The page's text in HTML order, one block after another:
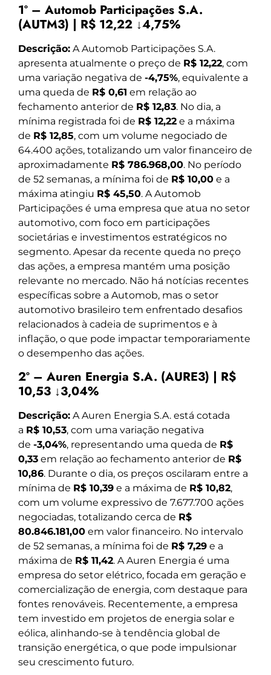
1º – Automob Participações S.A.
(AUTM3) | R$ 12,22 ↓4,75%
Descrição: A Automob Participações S.A.
apresenta atualmente o preço de R$ 12,22, com
uma variação negativa de -4,75%, equivalente a
uma queda de R$ 0,61 em relação ao
fechamento anterior de R$ 12,83. No dia, a
mínima registrada foi de R$ 12,22 e a máxima
de R$ 12,85, com um volume negociado de
64.400 ações, totalizando um valor financeiro de
aproximadamente R$ 786.968,00. No período
de 52 semanas, a mínima foi de R$ 10,00 e a
máxima atingiu R$ 45,50. A Automob
Participações é uma empresa que atua no setor
automotivo, com foco em participações
societárias e investimentos estratégicos no
segmento. Apesar da recente queda no preço
das ações, a empresa mantém uma posição
relevante no mercado. Não há notícias recentes
específicas sobre a Automob, mas o setor
automotivo brasileiro tem enfrentado desafios
relacionados à cadeia de suprimentos e à
inflação, o que pode impactar temporariamente
o desempenho das ações.
2º – Auren Energia S.A. (AURE3) | R$
10,53 ↓3,04%
Descrição: A Auren Energia S.A. está cotada
a R$ 10,53, com uma variação negativa
de -3,04%, representando uma queda de R$
0,33 em relação ao fechamento anterior de R$
10,86. Durante o dia, os preços oscilaram entre a
mínima de R$ 10,39 e a máxima de R$ 10,82,
com um volume expressivo de 7.677.700 ações
negociadas, totalizando cerca de R$
80.846.181,00 em valor financeiro. No intervalo
de 52 semanas, a mínima foi de R$ 7,29 e a
máxima de R$ 11,42. A Auren Energia é uma
empresa do setor elétrico, focada em geração e
comercialização de energia, com destaque para
fontes renováveis. Recentemente, a empresa
tem investido em projetos de energia solar e
eólica, alinhando-se à tendência global de
transição energética, o que pode impulsionar
seu crescimento futuro.